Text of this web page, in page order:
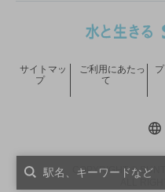
COPYRIGHT ©
サイトマッ
プ
ご利用にあたっ
て